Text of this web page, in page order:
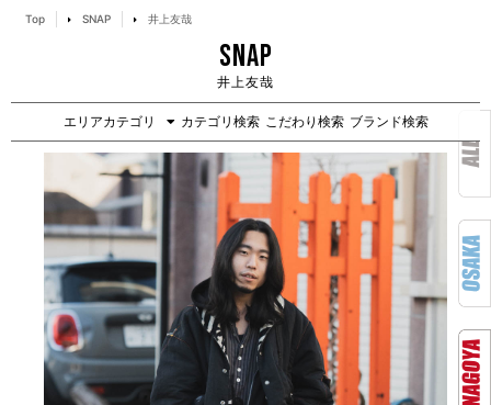
Top SNAP 井上友哉
SNAP
井上友哉
エリアカテゴリ カテゴリ検索 こだわり検索 ブランド検索